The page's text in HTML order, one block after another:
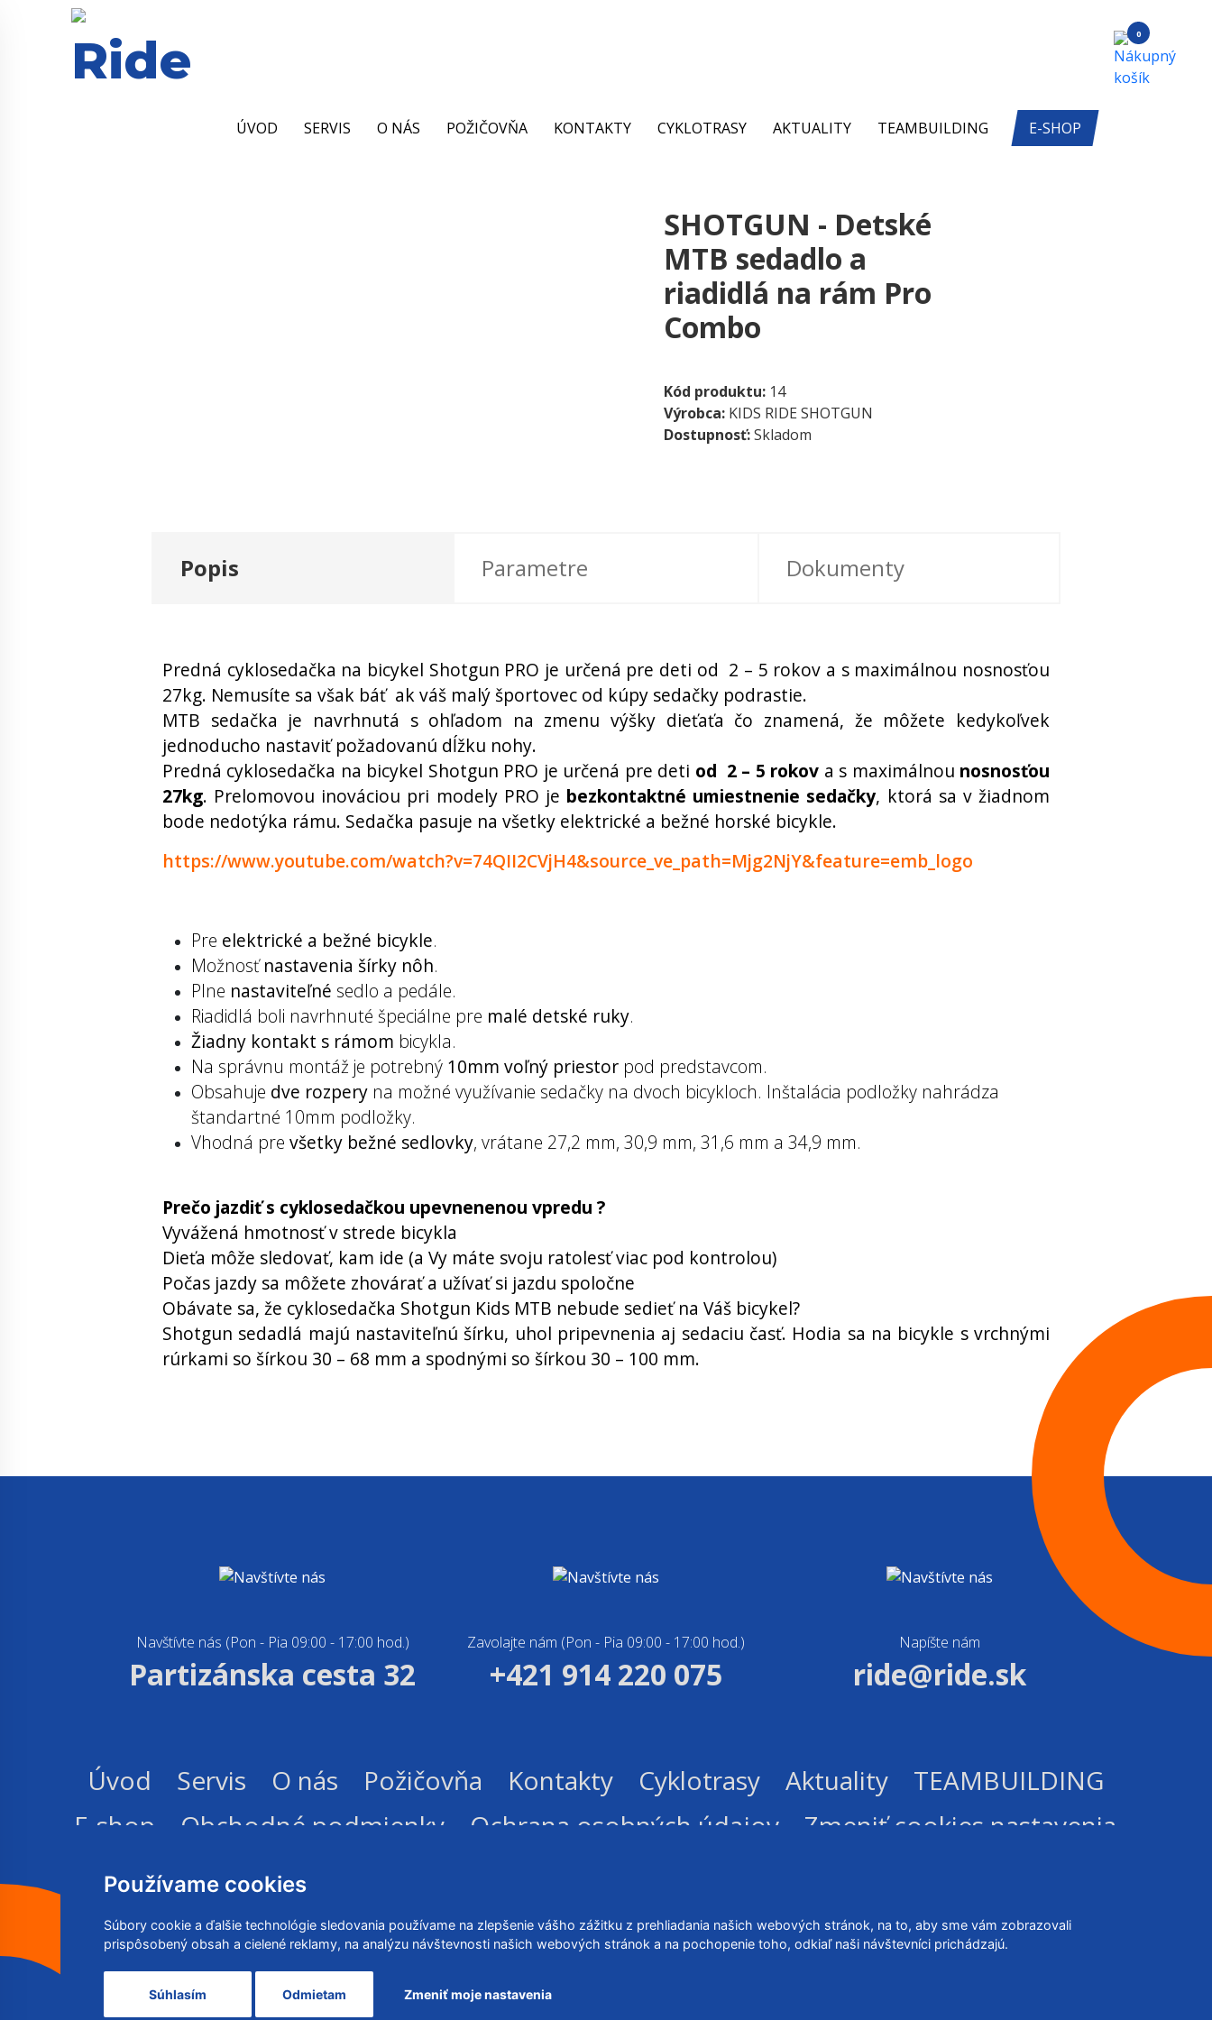
Používame cookies
Súbory cookie a ďalšie technológie sledovania používame na zlepšenie vášho zážitku z prehliadania našich webových stránok, na to, aby sme vám zobrazovali
prispôsobený obsah a cielené reklamy, na analýzu návštevnosti našich webových stránok a na pochopenie toho, odkiaľ naši návštevníci prichádzajú.
Súhlasím Odmietam Zmeniť moje nastavenia
0
ÚVOD SERVIS O NÁS POŽIČOVŇA KONTAKTY CYKLOTRASY AKTUALITY TEAMBUILDING E-SHOP
SHOTGUN - Detské
MTB sedadlo a
riadidlá na rám Pro
Combo
Kód produktu:14
Výrobca:KIDS RIDE SHOTGUN
Dostupnosť:Skladom
Popis Parametre Dokumenty
Predná cyklosedačka na bicykel Shotgun PRO je určená pre deti od 2 – 5 rokov a s maximálnou nosnosťou
27kg. Nemusíte sa však báť ak váš malý športovec od kúpy sedačky podrastie.
MTB sedačka je navrhnutá s ohľadom na zmenu výšky dieťaťa čo znamená, že môžete kedykoľvek
jednoducho nastaviť požadovanú dĺžku nohy.
Predná cyklosedačka na bicykel Shotgun PRO je určená pre deti od 2 – 5 rokov a s maximálnou nosnosťou
27kg. Prelomovou inováciou pri modely PRO je bezkontaktné umiestnenie sedačky, ktorá sa v žiadnom
bode nedotýka rámu. Sedačka pasuje na všetky elektrické a bežné horské bicykle.
https://www.youtube.com/watch?v=74QII2CVjH4&source_ve_path=Mjg2NjY&feature=emb_logo
Pre elektrické a bežné bicykle.
Možnosť nastavenia šírky nôh.
Plne nastaviteľné sedlo a pedále.
Riadidlá boli navrhnuté špeciálne pre malé detské ruky.
Žiadny kontakt s rámom bicykla.
Na správnu montáž je potrebný 10mm voľný priestor pod predstavcom.
Obsahuje dve rozpery na možné využívanie sedačky na dvoch bicykloch. Inštalácia podložky nahrádza
štandartné 10mm podložky.
Vhodná pre všetky bežné sedlovky, vrátane 27,2 mm, 30,9 mm, 31,6 mm a 34,9 mm.
Prečo jazdiť s cyklosedačkou upevnenenou vpredu ?
Vyvážená hmotnosť v strede bicykla
Dieťa môže sledovať, kam ide (a Vy máte svoju ratolesť viac pod kontrolou)
Počas jazdy sa môžete zhovárať a užívať si jazdu spoločne
Obávate sa, že cyklosedačka Shotgun Kids MTB nebude sedieť na Váš bicykel?
Shotgun sedadlá majú nastaviteľnú šírku, uhol pripevnenia aj sedaciu časť. Hodia sa na bicykle s vrchnými
rúrkami so šírkou 30 – 68 mm a spodnými so šírkou 30 – 100 mm.
Navštívte nás (Pon - Pia 09:00 - 17:00 hod.)
Partizánska cesta 32
Zavolajte nám (Pon - Pia 09:00 - 17:00 hod.)
+421 914 220 075
Napíšte nám
ride@ride.sk
Úvod Servis O nás Požičovňa Kontakty Cyklotrasy Aktuality
TEAMBUILDING
E-shop
Obchodné podmienky Ochrana osobných údajov Zmeniť cookies nastavenia
RIDE SERVICES s.r.o., všetky práva vyhradené, 2021.